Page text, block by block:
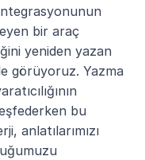
bir araç
yeniden yazan
görüyoruz. Yazma
bu
anlatılarımızı